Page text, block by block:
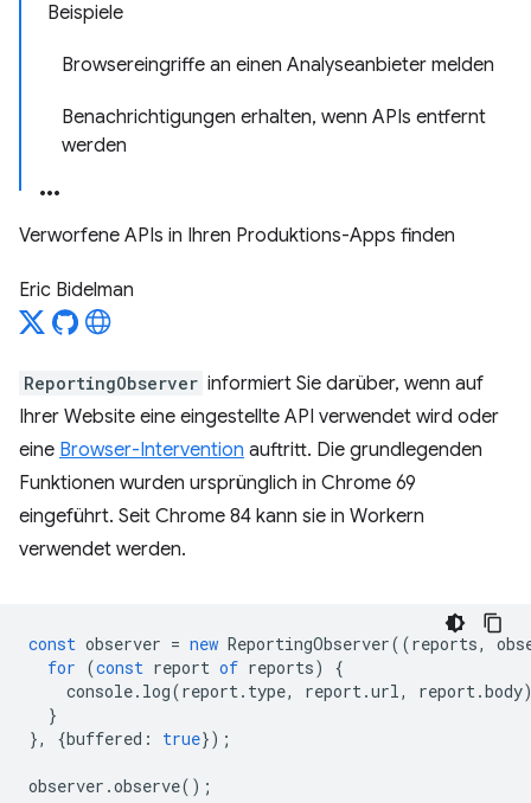
Beispiele
Browsereingriffe an einen Analyseanbieter melden
Benachrichtigungen erhalten, wenn APIs entfernt
werden
Verworfene APIs in Ihren Produktions-Apps finden
Eric Bidelman
ReportingObserver informiert Sie darüber, wenn auf
Ihrer Website eine eingestellte API verwendet wird oder
eine Browser-Intervention auftritt. Die grundlegenden
Funktionen wurden ursprünglich in Chrome 69
eingeführt. Seit Chrome 84 kann sie in Workern
verwendet werden.
const observer = new ReportingObserver((reports,
for (const report of reports)
{
console. log(report. type, report.url, report.body
}
},
{buffered : true});
observer .observe();